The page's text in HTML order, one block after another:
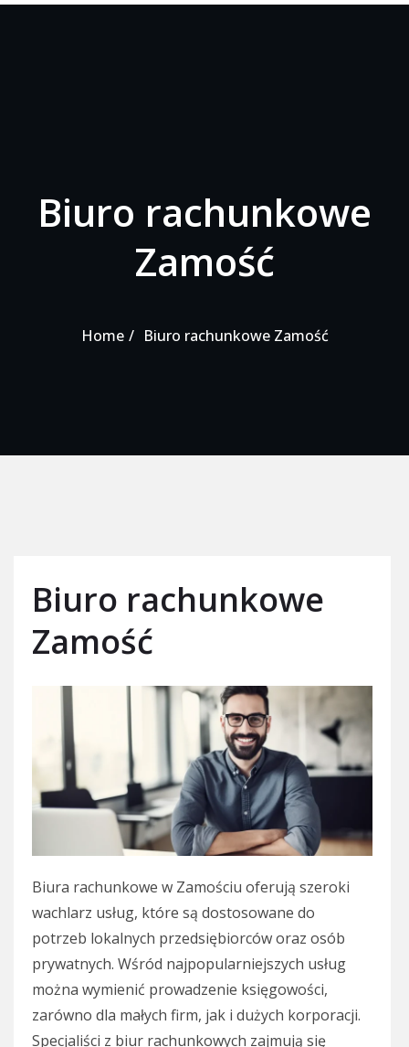
Biuro rachunkowe
Zamość
Home Biuro rachunkowe Zamość
Biuro rachunkowe
Zamość
Biura rachunkowe w Zamościu oferują szeroki
wachlarz usług, które są dostosowane do
potrzeb lokalnych przedsiębiorców oraz osób
prywatnych. Wśród najpopularniejszych usług
można wymienić prowadzenie księgowości,
zarówno dla małych firm, jak i dużych korporacji.
Specjaliści z biur rachunkowych zajmują się